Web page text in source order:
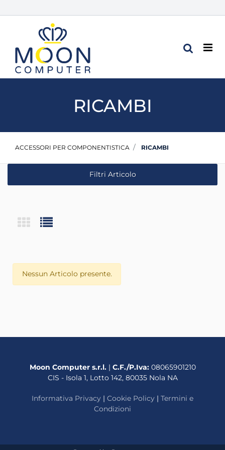
RICAMBI
ACCESSORI PER COMPONENTISTICA RICAMBI
Filtri Articolo
Nessun Articolo presente.
Moon Computer s.r.l.| C.F./P.Iva: 08065901210
CIS - Isola 1, Lotto 142, 80035 Nola NA
Informativa Privacy | Cookie Policy | Termini e
Condizioni